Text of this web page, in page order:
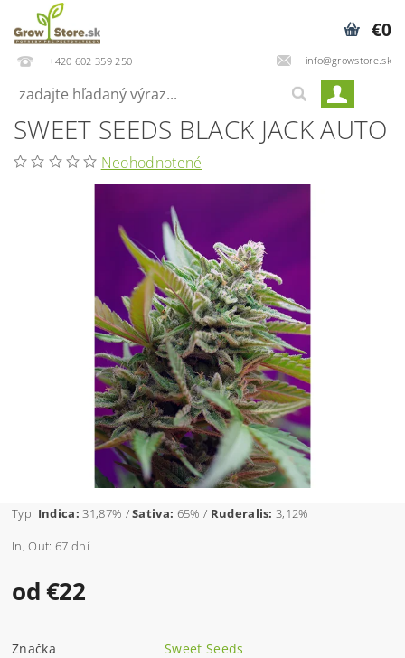
+420 602 359 250 info@growstore.sk
€0
SWEET SEEDS BLACK JACK AUTO
Neohodnotené
Typ: Indica: 31,87% /Sativa: 65% / Ruderalis: 3,12%
In, Out: 67 dní
od €22
Značka
Sweet Seeds